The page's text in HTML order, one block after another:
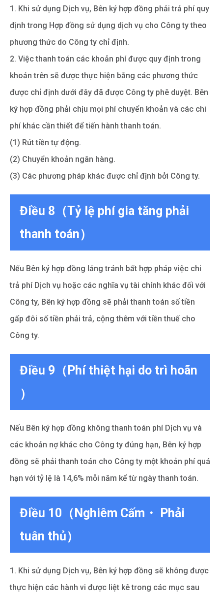
1. Khi sử dụng Dịch vụ, Bên ký hợp đồng phải trả phí quy
định trong Hợp đồng sử dụng dịch vụ cho Công ty theo
phương thức do Công ty chỉ định.
2. Việc thanh toán các khoản phí được quy định trong
khoản trên sẽ được thực hiện bằng các phương thức
được chỉ định dưới đây đã được Công ty phê duyệt. Bên
ký hợp đồng phải chịu mọi phí chuyển khoản và các chi
phí khác cần thiết để tiến hành thanh toán.
(1) Rút tiền tự động.
(2) Chuyển khoản ngân hàng.
(3) Các phương pháp khác được chỉ định bởi Công ty.
Điều 8（Tỷ lệ phí gia tăng phải
thanh toán）
Nếu Bên ký hợp đồng lảng tránh bất hợp pháp việc chi
trả phí Dịch vụ hoặc các nghĩa vụ tài chính khác đối với
Công ty, Bên ký hợp đồng sẽ phải thanh toán số tiền
gấp đôi số tiền phải trả, cộng thêm với tiền thuế cho
Công ty.
Điều 9（Phí thiệt hại do trì hoãn
）
Nếu Bên ký hợp đồng không thanh toán phí Dịch vụ và
các khoản nợ khác cho Công ty đúng hạn, Bên ký hợp
đồng sẽ phải thanh toán cho Công ty một khoản phí quá
hạn với tỷ lệ là 14,6% mỗi năm kể từ ngày thanh toán.
Điều 10（Nghiêm Cấm・ Phải
tuân thủ）
1. Khi sử dụng Dịch vụ, Bên ký hợp đồng sẽ không được
thực hiện các hành vi được liệt kê trong các mục sau